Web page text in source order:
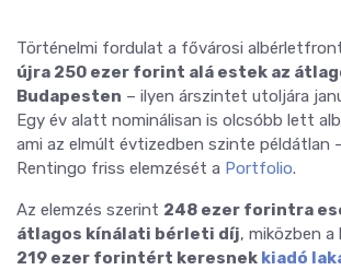
Történelmi fordulat a fővárosi
újra 250 ezer forint alá estek az
Budapesten – ilyen árszintet utoljára
Egy év alatt nominálisan is olcsóbb lett
ami az elmúlt évtizedben szinte példátlan
Rentingo friss elemzését a Portfolio.
Az elemzés szerint 248 ezer forintra
átlagos kínálati bérleti díj, miközben a
219 ezer forintért keresnek kiadó